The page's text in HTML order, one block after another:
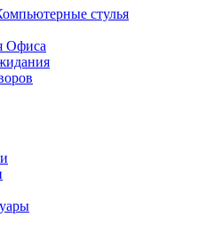
стулья
Офиса